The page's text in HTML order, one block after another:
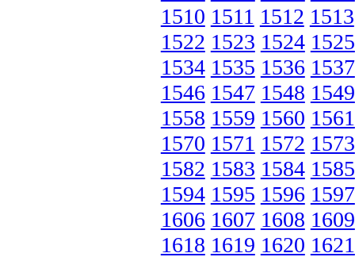
1510 1511 1512 1513
1522 1523 1524 1525
1534 1535 1536 1537
1546 1547 1548 1549
1558 1559 1560 1561
1570 1571 1572 1573
1582 1583 1584 1585
1594 1595 1596 1597
1606 1607 1608 1609
1618 1619 1620 1621